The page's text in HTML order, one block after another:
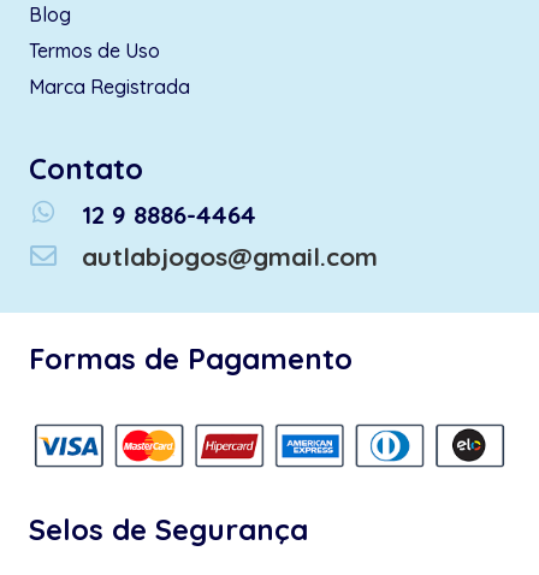
Blog
Termos de Uso
Marca Registrada
Contato
whatsapp
12 9 8886-4464
autlabjogos@gmail.com
Formas de Pagamento
Selos de Segurança